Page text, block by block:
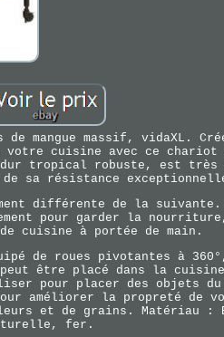
mangue massif, vidaXL.
votre cuisine avec ce
dur tropical robuste, est
sa résistance
différente de la suivante.
pour garder la
cuisine à portée de main.
de roues pivotantes à
être placé dans la
pour placer des objets du
améliorer la propreté de
et de grains. Matériau :
fer.